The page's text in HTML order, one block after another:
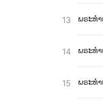
13 ພຣະທ
14 ພຣະທ
15 ພຣະທ